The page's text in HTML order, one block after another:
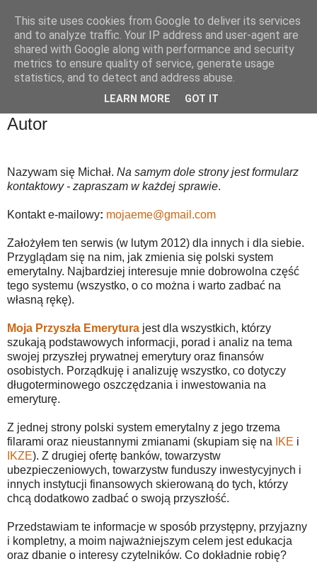
Autor
Nazywam się Michał. Na samym dole strony jest formularz
kontaktowy - zapraszam w każdej sprawie.
Kontakt e-mailowy: mojaeme@gmail.com
Założyłem ten serwis (w lutym 2012) dla innych i dla siebie.
Przyglądam się na nim, jak zmienia się polski system
emerytalny. Najbardziej interesuje mnie dobrowolna część
tego systemu (wszystko, o co można i warto zadbać na
własną rękę).
Moja Przyszła Emerytura jest dla wszystkich, którzy
szukają podstawowych informacji, porad i analiz na tema
swojej przyszłej prywatnej emerytury oraz finansów
osobistych. Porządkuję i analizuję wszystko, co dotyczy
długoterminowego oszczędzania i inwestowania na
emeryturę.
Z jednej strony polski system emerytalny z jego trzema
filarami oraz nieustannymi zmianami (skupiam się na
IKE i
IKZE). Z drugiej ofertę banków, towarzystw
ubezpieczeniowych, towarzystw funduszy inwestycyjnych i
innych instytucji finansowych skierowaną do tych, którzy
chcą dodatkowo zadbać o swoją przyszłość.
Przedstawiam te informacje w sposób przystępny, przyjazny
i kompletny, a moim najważniejszym celem jest edukacja
oraz dbanie o interesy czytelników. Co dokładnie robię?
This site uses cookies from Google to deliver its services
and to analyze traffic. Your IP address and user-agent are
shared with Google along with performance and security
metrics to ensure quality of service, generate usage
statistics, and to detect and address abuse.
LEARN MORE GOT IT